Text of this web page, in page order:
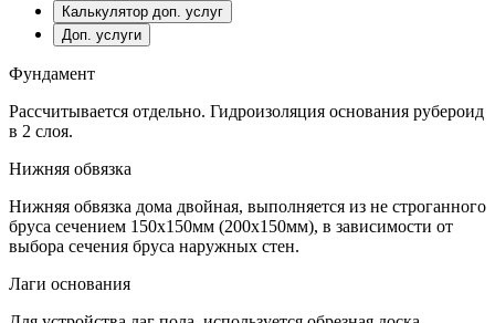
Калькулятор доп. услуг
Доп. услуги
Фундамент
Рассчитывается отдельно. Гидроизоляция основания рубероид
в 2 слоя.
Нижняя обвязка
Нижняя обвязка дома двойная, выполняется из не строганного
бруса сечением 150х150мм (200х150мм), в зависимости от
выбора сечения бруса наружных стен.
Лаги основания